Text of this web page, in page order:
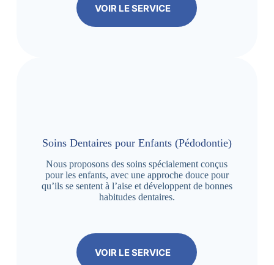
VOIR LE SERVICE
Soins Dentaires pour Enfants (Pédodontie)
Nous proposons des soins spécialement conçus
pour les enfants, avec une approche douce pour
qu’ils se sentent à l’aise et développent de bonnes
habitudes dentaires.
VOIR LE SERVICE